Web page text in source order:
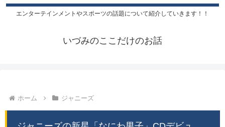
エンターテインメントやスポーツの話題について紹介していきます！！
いづみのここだけのお話
ホーム ジャニーズ